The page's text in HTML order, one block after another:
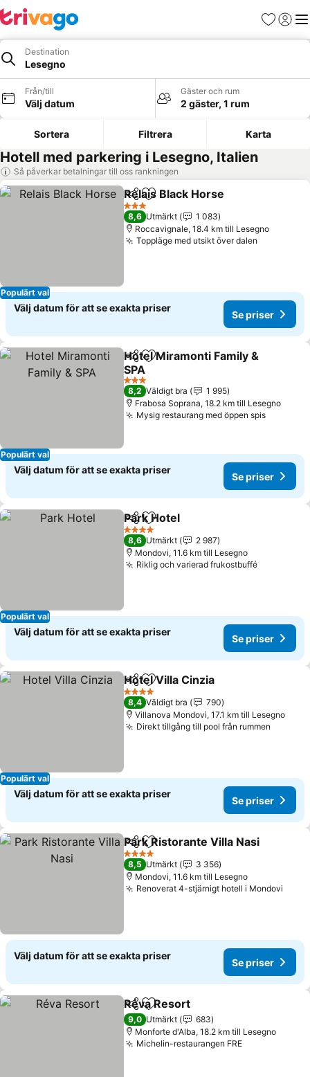
Favoriter
Logga
Destination
Lesegno
Från/till
Välj datum
Gäster och rum
2 gäster, 1 rum
Sortera Filtrera Karta
Hotell med parkering i Lesegno, Italien
Så påverkar betalningar till oss rankningen
Populärt val
Dela Lägg till i Mina Favoriter
Relais Black Horse
3 Stjärnor
8,6 Utmärkt
1 083
Roccavignale, 18.4 km till Lesegno
Toppläge med utsikt över dalen
Välj datum för att se exakta priser
Se priser
Populärt val
Dela Lägg till i Mina Favoriter
Hotel Miramonti Family &
SPA
3 Stjärnor
8,2 Väldigt bra
1 995
Frabosa Soprana, 18.2 km till Lesegno
Mysig restaurang med öppen spis
Välj datum för att se exakta priser
Se priser
Populärt val
Dela Lägg till i Mina Favoriter
Park Hotel
4 Stjärnor
8,6 Utmärkt
2 987
Mondovi, 11.6 km till Lesegno
Riklig och varierad frukostbuffé
Välj datum för att se exakta priser
Se priser
Populärt val
Dela Lägg till i Mina Favoriter
Hotel Villa Cinzia
4 Stjärnor
8,4 Väldigt bra
790
Villanova Mondovì, 17.1 km till Lesegno
Direkt tillgång till pool från rummen
Välj datum för att se exakta priser
Se priser
Dela Lägg till i Mina Favoriter
Park Ristorante Villa Nasi
4 Stjärnor
8,5 Utmärkt
3 356
Mondovi, 11.6 km till Lesegno
Renoverat 4-stjärnigt hotell i Mondovi
Välj datum för att se exakta priser
Se priser
Dela Lägg till i Mina Favoriter
Réva Resort
9,0 Utmärkt
683
Monforte d'Alba, 18.2 km till Lesegno
Michelin-restaurangen FRE